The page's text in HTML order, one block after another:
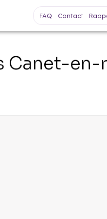
FAQ Contact
Canet-en-